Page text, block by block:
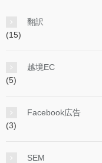
翻訳
(15)
越境EC
(5)
Facebook広告
(3)
SEM